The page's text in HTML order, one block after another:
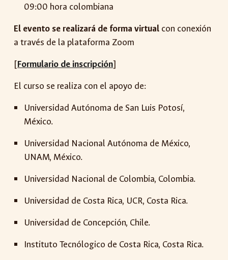
09:00 hora colombiana
El evento se realizará de forma virtual con conexión
a través de la plataforma Zoom
[Formulario de inscripción]
El curso se realiza con el apoyo de:
Universidad Autónoma de San Luis Potosí,
México.
Universidad Nacional Autónoma de México,
UNAM, México.
Universidad Nacional de Colombia, Colombia.
Universidad de Costa Rica, UCR, Costa Rica.
Universidad de Concepción, Chile.
Instituto Tecnólogico de Costa Rica, Costa Rica.